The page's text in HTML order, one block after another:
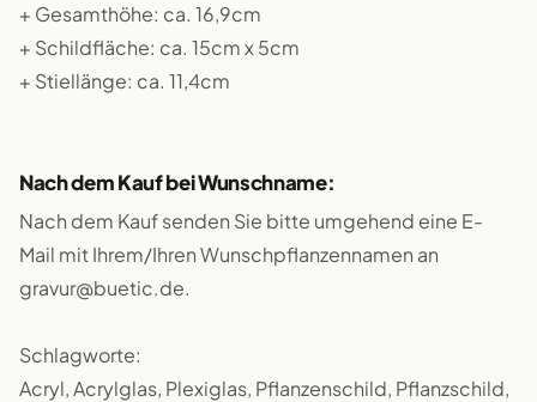
+ Gesamthöhe: ca. 16,9cm
+ Schildfläche: ca. 15cm x 5cm
+ Stiellänge: ca. 11,4cm
Nach dem Kauf bei Wunschname:
Nach dem Kauf senden Sie bitte umgehend eine E-
Mail mit Ihrem/Ihren Wunschpflanzennamen an
gravur@buetic.de.
Schlagworte:
Acryl, Acrylglas, Plexiglas, Pflanzenschild, Pflanzschild,